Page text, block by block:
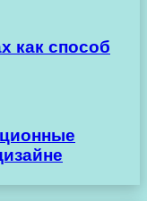
как способ